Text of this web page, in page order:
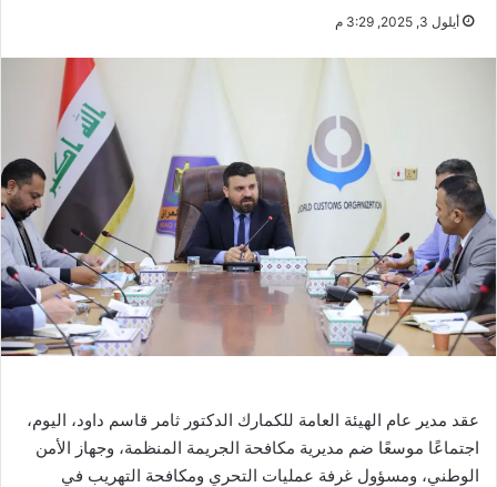
أيلول 3, 2025, 3:29 م
عقد مدير عام الهيئة العامة للكمارك الدكتور ثامر قاسم داود، اليوم،
اجتماعًا موسعًا ضم مديرية مكافحة الجريمة المنظمة، وجهاز الأمن
الوطني، ومسؤول غرفة عمليات التحري ومكافحة التهريب في